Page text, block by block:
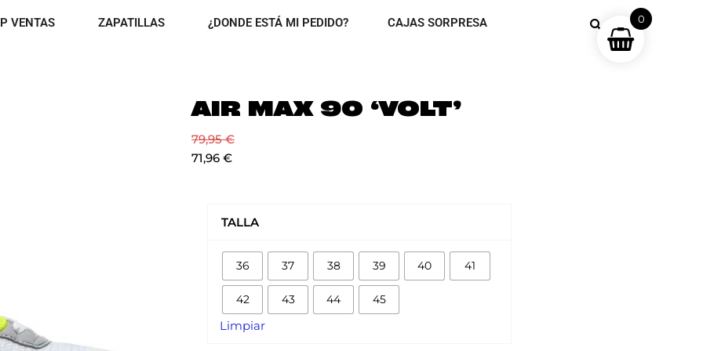
VENTAS OPEN TOP VENTAS
ZAPATILLAS OPEN ZAPATILLAS
¿DONDE ESTÁ MI PEDIDO? CAJAS SORPRESA
AIR MAX 90 ‘VOLT’
79,95€
71,96 €
TALLA
36 37 38 39 40 41
42 43 44 45
Limpiar
MAX
'VOLT'
cantidad
0